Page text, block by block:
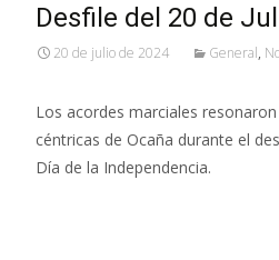
Desfile del 20 de
20 de julio de 2024 General,
Los acordes marciales
céntricas de Ocaña durante el
Día de la Independencia.